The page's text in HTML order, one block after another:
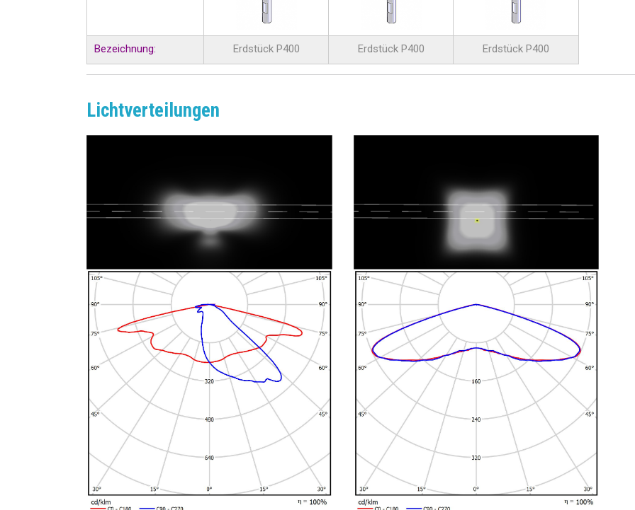
Bezeichnung: Erdstück P400 Erdstück P400 Erdstück P400
Lichtverteilungen